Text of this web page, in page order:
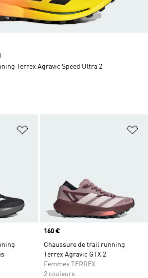
Ajouter à la Liste de produits
Prix
160 €
Chaussure de trail running
Terrex Agravic GTX 2
Femmes TERREX
2 couleurs
Terrex Agravic Speed Ultra 2